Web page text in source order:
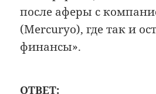
после аферы с
(Mercuryo), где так и
финансы».
ОТВЕТ: